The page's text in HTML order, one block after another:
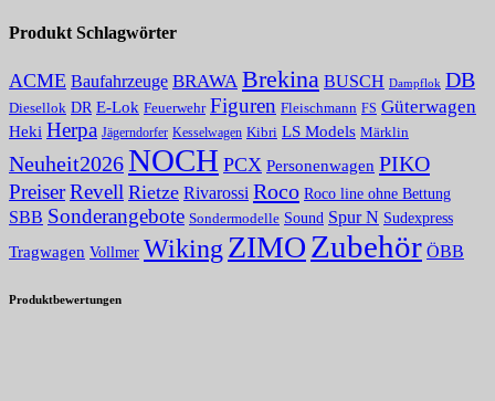
Produkt Schlagwörter
ACME Baufahrzeuge BRAWA Brekina BUSCH Dampflok DB
Diesellok DR E-Lok Feuerwehr Figuren Fleischmann FS Güterwagen
Heki Herpa Jägerndorfer Kesselwagen Kibri LS Models Märklin
Neuheit2026NOCH PCX Personenwagen PIKO
PreiserRevell Rietze Rivarossi Roco Roco line ohne Bettung
SBB Sonderangebote Sondermodelle Sound Spur N Sudexpress
Tragwagen Vollmer Wiking ZIMOZubehör ÖBB
Produktbewertungen